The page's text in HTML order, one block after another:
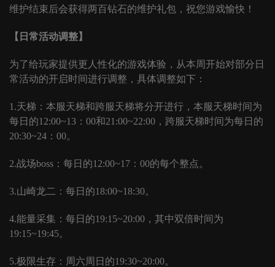
维护结束后会获得两百钻石的维护礼包，祝您游戏愉快！
【日常活动调整】
为了给玩家提供更人性化的游戏体验，从本周开始对部分日
常活动的开启时间进行调整，具体调整如下：
1.天梯：本服天梯和跨服天梯将分开进行，本服天梯时间为
每日的12:00~13：00和21:00~22:00，跨服天梯时间为每日的
20:30~24：00。
2.战场boss：每日的12:00~17：00的每个整点。
3.山崎龙二：每日的18:00~18:30。
4.能量采集：每日的19:15~20:00，其中双倍时间为
19:15~19:45。
5.极限生存：周六周日的19:30~20:00。